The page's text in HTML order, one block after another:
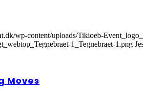
wp-content/uploads/Tikioeb-
1_Tegnebraet-1.png
Moves